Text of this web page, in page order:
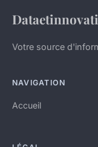
Votre source
NAVIGATION
Accueil